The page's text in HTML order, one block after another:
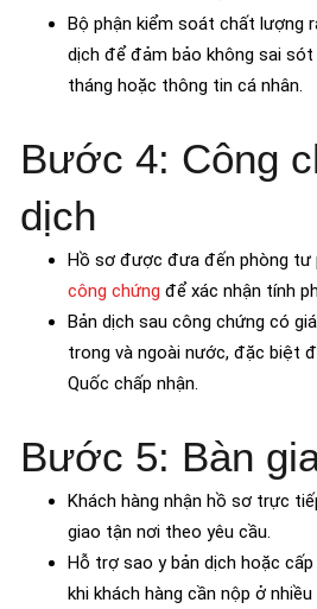
Bộ phận kiểm soát chất lượng
dịch để đảm bảo không sai sót
tháng hoặc thông tin cá nhân.
Bước 4: Công
dịch
Hồ sơ được đưa đến phòng tư
công chứng để xác nhận tính
Bản dịch sau công chứng có
trong và ngoài nước, đặc biệt
Quốc chấp nhận.
Bước 5: Bàn
Khách hàng nhận hồ sơ trực
giao tận nơi theo yêu cầu.
Hỗ trợ sao y bản dịch hoặc
khi khách hàng cần nộp ở nhiều